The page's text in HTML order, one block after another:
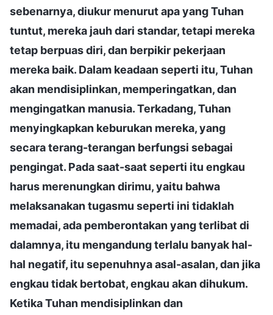
sebenarnya, diukur menurut apa yang Tuhan
tuntut, mereka jauh dari standar, tetapi mereka
tetap berpuas diri, dan berpikir pekerjaan
mereka baik. Dalam keadaan seperti itu, Tuhan
akan mendisiplinkan, memperingatkan, dan
mengingatkan manusia. Terkadang, Tuhan
menyingkapkan keburukan mereka, yang
secara terang-terangan berfungsi sebagai
pengingat. Pada saat-saat seperti itu engkau
harus merenungkan dirimu, yaitu bahwa
melaksanakan tugasmu seperti ini tidaklah
memadai, ada pemberontakan yang terlibat di
dalamnya, itu mengandung terlalu banyak hal-
hal negatif, itu sepenuhnya asal-asalan, dan jika
engkau tidak bertobat, engkau akan dihukum.
Ketika Tuhan mendisiplinkan dan